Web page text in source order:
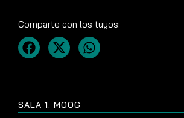
SALA 1: MOOG
Comparte con los tuyos: